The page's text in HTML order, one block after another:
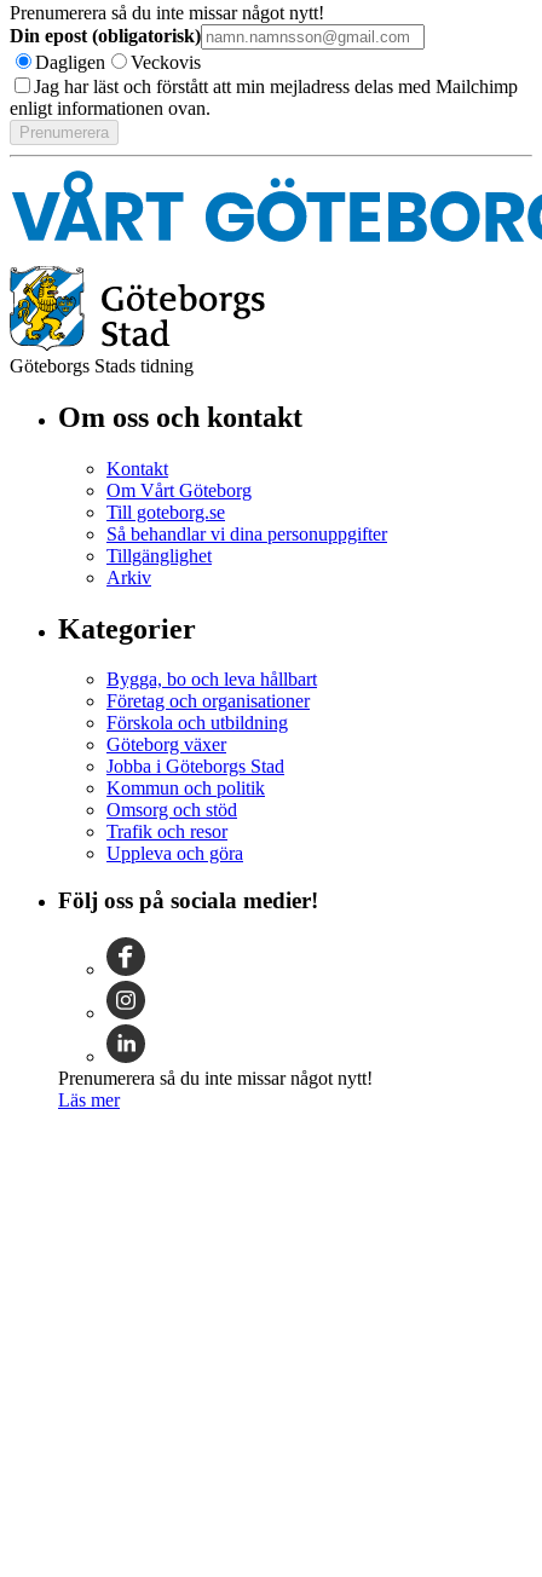
Prenumerera så du inte missar något nytt!
Din epost (obligatorisk)
Dagligen
Veckovis
Jag har läst och förstått att min mejladress delas med Mailchimp
enligt informationen ovan.
Göteborgs Stads tidning
Om oss och kontakt
Kontakt
Om Vårt Göteborg
Till goteborg.se
Så behandlar vi dina personuppgifter
Tillgänglighet
Arkiv
Kategorier
Bygga, bo och leva hållbart
Företag och organisationer
Förskola och utbildning
Göteborg växer
Jobba i Göteborgs Stad
Kommun och politik
Omsorg och stöd
Trafik och resor
Uppleva och göra
Följ oss på sociala medier!
Prenumerera så du inte missar något nytt!
Läs mer